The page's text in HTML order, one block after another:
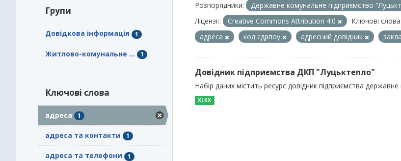
Групи
Довідкова інформація 1
Житлово-комунальне ... 1
Ключові слова
адреса 1
адреса та контакти 1
адреса та телефони 1
Розпорядники:
Державне комунальне підприємство
Ліцензії:
Creative Commons Attribution 4.0
Ключові слова:
адреса
код єдрпоу адресний довідник
Довідник підприємства ДКП "Луцьктепло"
Набір даних містить ресурс довідник підприємства
XLSX